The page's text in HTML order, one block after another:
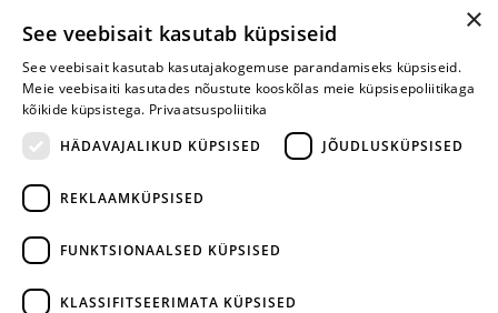
Arvustusi veel pole
Ole esimene!
Kirjuta arvustus ja SAA KINGITUS!
+372 668 3282
×
See veebisait kasutab küpsiseid
See veebisait kasutab kasutajakogemuse parandamiseks küpsiseid.
Meie veebisaiti kasutades nõustute kooskõlas meie küpsisepoliitikaga
kõikide küpsistega. Privaatsuspoliitika
HÄDAVAJALIKUD KÜPSISED
JÕUDLUSKÜPSISED
REKLAAMKÜPSISED
FUNKTSIONAALSED KÜPSISED
KLASSIFITSEERIMATA KÜPSISED